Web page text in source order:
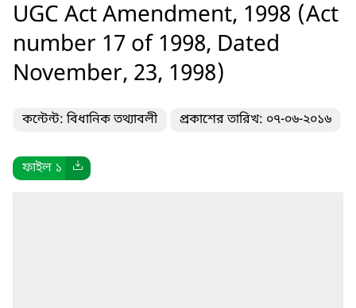
UGC Act Amendment, 1998 (Act
number 17 of 1998, Dated
November, 23, 1998)
কন্টেন্ট: বিধানিক তথ্যাবলী প্রকাশের তারিখ: ০৭-০৬-২০১৬
ফাইল ১